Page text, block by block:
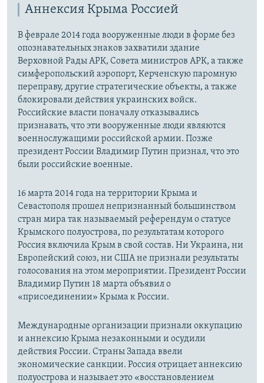
Аннексия Крыма Россией
В феврале 2014 года вооруженные люди в форме без
опознавательных знаков захватили здание
Верховной Рады АРК, Совета министров АРК, а также
симферопольский аэропорт, Керченскую паромную
переправу, другие стратегические объекты, а также
блокировали действия украинских войск.
Российские власти поначалу отказывались
признавать, что эти вооруженные люди являются
военнослужащими российской армии. Позже
президент России Владимир Путин признал, что это
были российские военные.
16 марта 2014 года на территории Крыма и
Севастополя прошел непризнанный большинством
стран мира так называемый референдум о статусе
Крымского полуострова, по результатам которого
Россия включила Крым в свой состав. Ни Украина, ни
Европейский союз, ни США не признали результаты
голосования на этом мероприятии. Президент России
Владимир Путин 18 марта объявил о
«присоединении» Крыма к России.
Международные организации признали оккупацию
и аннексию Крыма незаконными и осудили
действия России. Страны Запада ввели
экономические санкции. Россия отрицает аннексию
полуострова и называет это «восстановлением